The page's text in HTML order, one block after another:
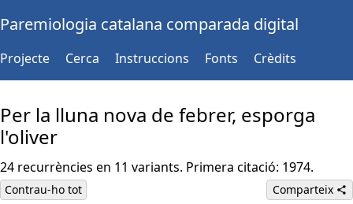
Paremiologia catalana comparada digital
Projecte Cerca Instruccions Fonts Crèdits
Per la lluna nova de febrer, esporga
l'oliver
24 recurrències en 11 variants. Primera citació: 1974.
Contrau-ho tot Comparteix